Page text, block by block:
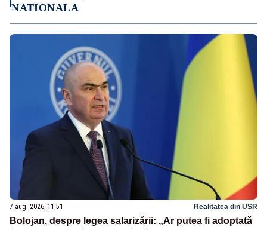
NATIONALA
7 aug. 2026, 11:51 Realitatea din USR
Bolojan, despre legea salarizării: „Ar putea fi adoptată